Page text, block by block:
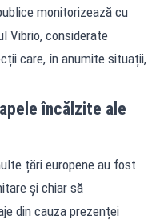
monitorizează cu
Vibrio, considerate
care, în anumite situații,
încălzite ale
țări europene au fost
și chiar să
din cauza prezenței